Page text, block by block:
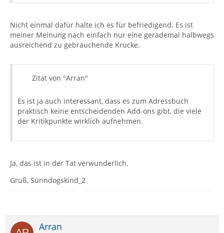
Nicht einmal dafür halte ich es für befriedigend. Es ist
meiner Meinung nach einfach nur eine gerademal halbwegs
ausreichend zu gebrauchende Krücke.
Zitat von "Arran"
Es ist ja auch interessant, dass es zum Adressbuch
praktisch keine entscheidenden Add-ons gibt, die viele
der Kritikpunkte wirklich aufnehmen.
Ja, das ist in der Tat verwunderlich.
Gruß, Sünndogskind_2
Arran